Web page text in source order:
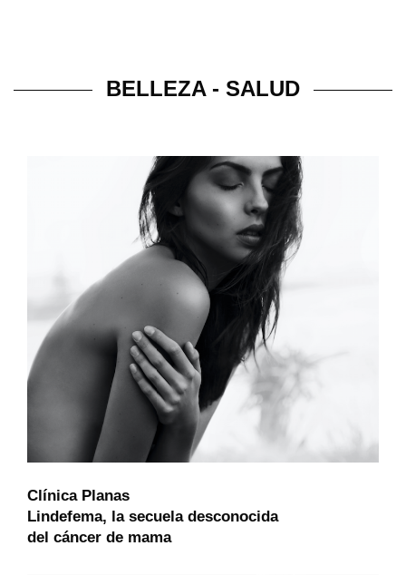
BELLEZA - SALUD
Clínica Planas
Lindefema, la secuela desconocida
del cáncer de mama